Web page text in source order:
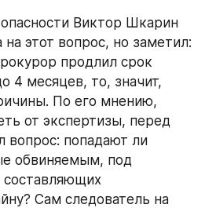
Виктор Шкарин
на этот вопрос, но заметил:
продлил срок
4 месяцев, то, значит,
По его мнению,
от экспертизы, перед
вопрос: попадают ли
обвиняемым, под
составляющих
Сам следователь на